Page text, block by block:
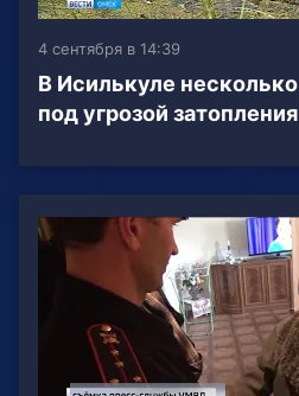
4 сентября в 14:39
В Исилькуле
под угрозой затопления